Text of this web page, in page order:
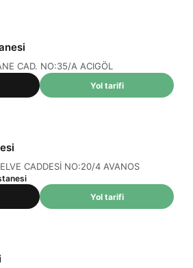
CAD. NO:35/A ACIGÖL
Yol tarifi
CADDESİ NO:20/4 AVANOS
Yol tarifi